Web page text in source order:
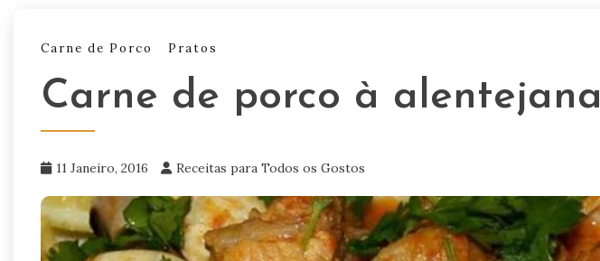
Carne de Porco Pratos
Carne de porco à alentejana
11 Janeiro, 2016 Receitas para Todos os Gostos